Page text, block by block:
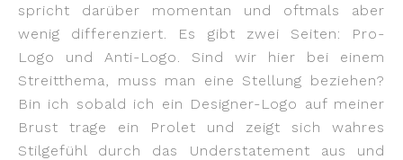
spricht darüber momentan und oftmals aber
wenig differenziert. Es gibt zwei Seiten: Pro-
Logo und Anti-Logo. Sind wir hier bei einem
Streitthema, muss man eine Stellung beziehen?
Bin ich sobald ich ein Designer-Logo auf meiner
Brust trage ein Prolet und zeigt sich wahres
Stilgefühl durch das Understatement aus und